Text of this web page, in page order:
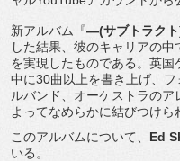
新アルバム『―(サブトラクト
した結果、 彼のキャリアの中
を実現した ものである。英国
中に30曲 以上を書き上げ、 フ
ルバンド、 オーケストラのア
よってなめらかに結びつけら
このアルバムについて、 Ed
いる。